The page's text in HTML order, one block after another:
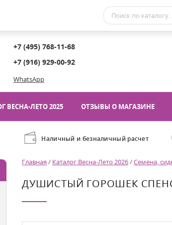
+7 (495) 768-11-68
+7 (916) 929-00-92
WhatsApp
ВЕСНА-ЛЕТО 2025 ОТЗЫВЫ О МАГАЗИНЕ
Наличный и безналичный расчет
Главная / Каталог Весна-Лето 2026/Семена,
ДУШИСТЫЙ ГОРОШЕК